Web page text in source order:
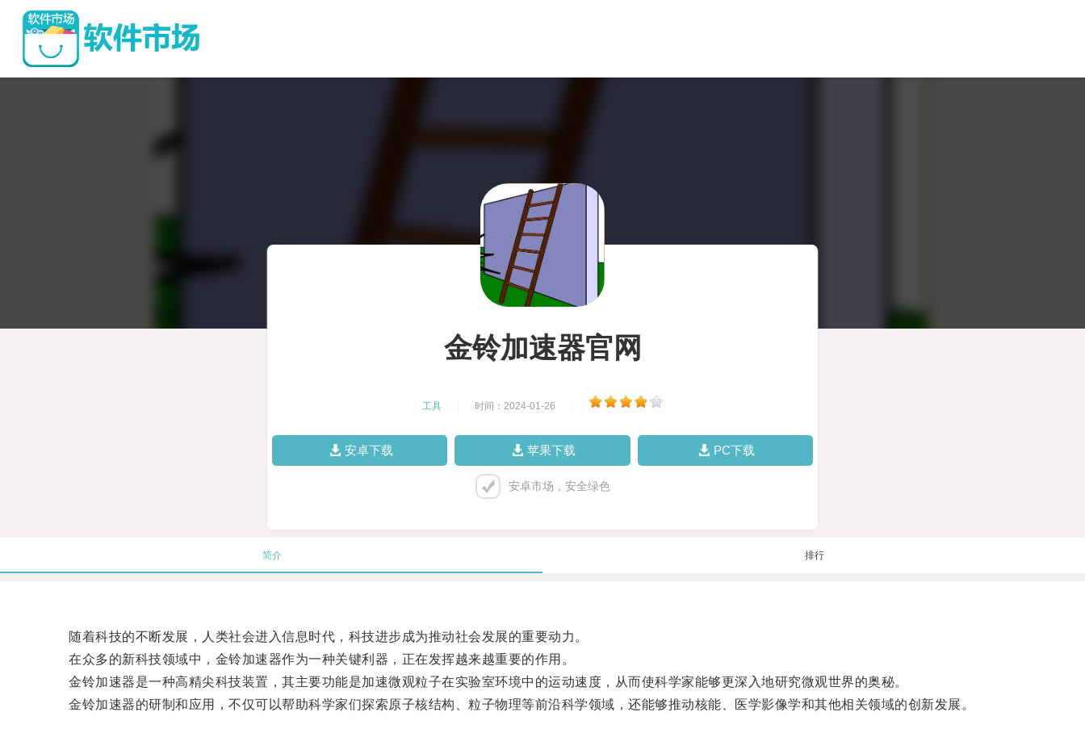
金铃加速器官网
工具 时间：2024-01-26
安卓下载 苹果下载 PC下载
安卓市场，安全绿色
简介 排行
随着科技的不断发展，人类社会进入信息时代，科技进步成为推动社会发展的重要动力。
在众多的新科技领域中，金铃加速器作为一种关键利器，正在发挥越来越重要的作用。
金铃加速器是一种高精尖科技装置，其主要功能是加速微观粒子在实验室环境中的运动速度，从而使科学家能够更深入地研究微观世界的奥秘。
金铃加速器的研制和应用，不仅可以帮助科学家们探索原子核结构、粒子物理等前沿科学领域，还能够推动核能、医学影像学和其他相关领域的创新发展。